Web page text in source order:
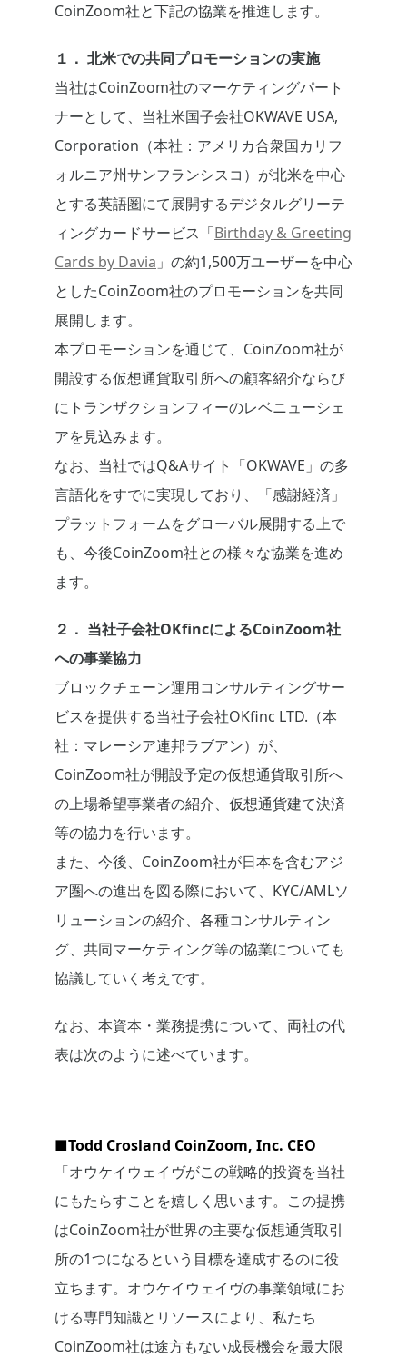
CoinZoom社と下記の協業を推進します。
１． 北米での共同プロモーションの実施
当社はCoinZoom社のマーケティングパート
ナーとして、当社米国子会社OKWAVE USA,
Corporation（本社：アメリカ合衆国カリフ
ォルニア州サンフランシスコ）が北米を中心
とする英語圏にて展開するデジタルグリーテ
ィングカードサービス「Birthday & Greeting
Cards by Davia 」の約1,500万ユーザーを中心
としたCoinZoom社のプロモーションを共同
展開します。
本プロモーションを通じて、CoinZoom社が
開設する仮想通貨取引所への顧客紹介ならび
にトランザクションフィーのレベニューシェ
アを見込みます。
なお、当社ではQ&Aサイト「OKWAVE」の多
言語化をすでに実現しており、「感謝経済」
プラットフォームをグローバル展開する上で
も、今後CoinZoom社との様々な協業を進め
ます。
２． 当社子会社OKfincによるCoinZoom社
への事業協力
ブロックチェーン運用コンサルティングサー
ビスを提供する当社子会社OKfinc LTD.（本
社：マレーシア連邦ラブアン）が、
CoinZoom社が開設予定の仮想通貨取引所へ
の上場希望事業者の紹介、仮想通貨建て決済
等の協力を行います。
また、今後、CoinZoom社が日本を含むアジ
ア圏への進出を図る際において、KYC/AMLソ
リューションの紹介、各種コンサルティン
グ、共同マーケティング等の協業についても
協議していく考えです。
なお、本資本・業務提携について、両社の代
表は次のように述べています。
■Todd Crosland CoinZoom, Inc. CEO
「オウケイウェイヴがこの戦略的投資を当社
にもたらすことを嬉しく思います。この提携
はCoinZoom社が世界の主要な仮想通貨取引
所の1つになるという目標を達成するのに役
立ちます。オウケイウェイヴの事業領域にお
ける専門知識とリソースにより、私たち
CoinZoom社は途方もない成長機会を最大限